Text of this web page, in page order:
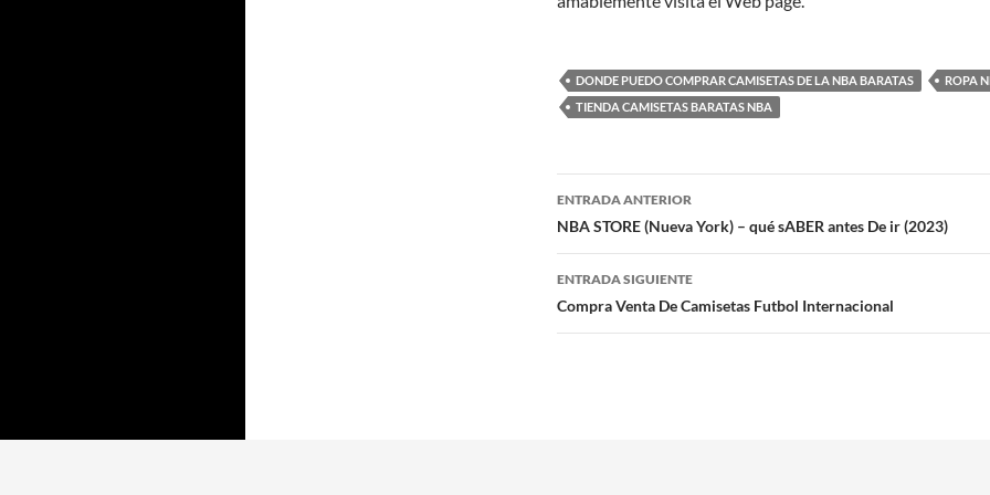
DONDE PUEDO COMPRAR CAMISETAS DE LA NBA BARATAS
ROPA
TIENDA CAMISETAS BARATAS NBA
Navegación
de
entradas
ENTRADA ANTERIOR
NBA STORE (Nueva York) – qué sABER antes De ir (2023)
ENTRADA SIGUIENTE
Compra Venta De Camisetas Futbol Internacional